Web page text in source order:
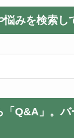
悩みを検索し
「Q&A」。バ